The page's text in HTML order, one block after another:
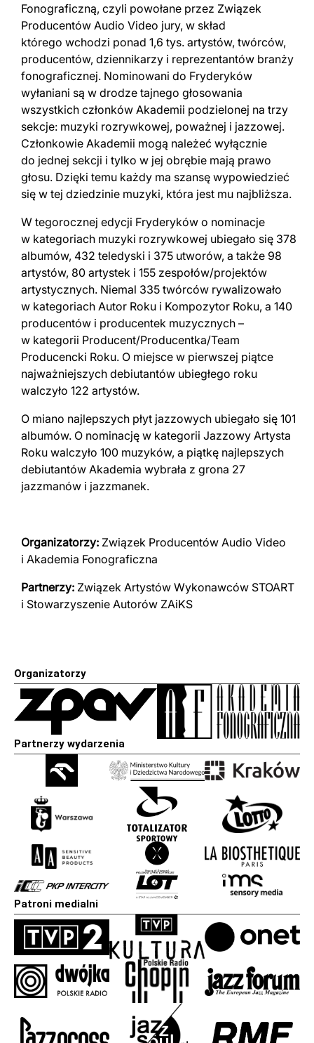
Fonograficzną, czyli powołane przez Związek
Producentów Audio Video jury, w skład
którego wchodzi ponad 1,6 tys. artystów, twórców,
producentów, dziennikarzy i reprezentantów branży
fonograficznej. Nominowani do Fryderyków
wyłaniani są w drodze tajnego głosowania
wszystkich członków Akademii podzielonej na trzy
sekcje: muzyki rozrywkowej, poważnej i jazzowej.
Członkowie Akademii mogą należeć wyłącznie
do jednej sekcji i tylko w jej obrębie mają prawo
głosu. Dzięki temu każdy ma szansę wypowiedzieć
się w tej dziedzinie muzyki, która jest mu najbliższa.
W tegorocznej edycji Fryderyków o nominacje
w kategoriach muzyki rozrywkowej ubiegało się 378
albumów, 432 teledyski i 375 utworów, a także 98
artystów, 80 artystek i 155 zespołów/projektów
artystycznych. Niemal 335 twórców rywalizowało
w kategoriach Autor Roku i Kompozytor Roku, a 140
producentów i producentek muzycznych –
w kategorii Producent/Producentka/Team
Producencki Roku. O miejsce w pierwszej piątce
najważniejszych debiutantów ubiegłego roku
walczyło 122 artystów.
O miano najlepszych płyt jazzowych ubiegało się 101
albumów. O nominację w kategorii Jazzowy Artysta
Roku walczyło 100 muzyków, a piątkę najlepszych
debiutantów Akademia wybrała z grona 27
jazzmanów i jazzmanek.
Organizatorzy: Związek Producentów Audio Video
i Akademia Fonograficzna
Partnerzy: Związek Artystów Wykonawców STOART
i Stowarzyszenie Autorów ZAiKS
Organizatorzy
Partnerzy wydarzenia
Patroni medialni